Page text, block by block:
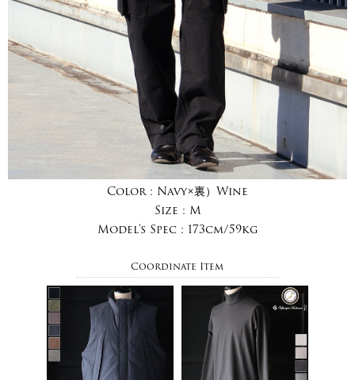
Color : Navy×裏）Wine
Size : M
Model's Spec : 173cm/59kg
Coordinate Item